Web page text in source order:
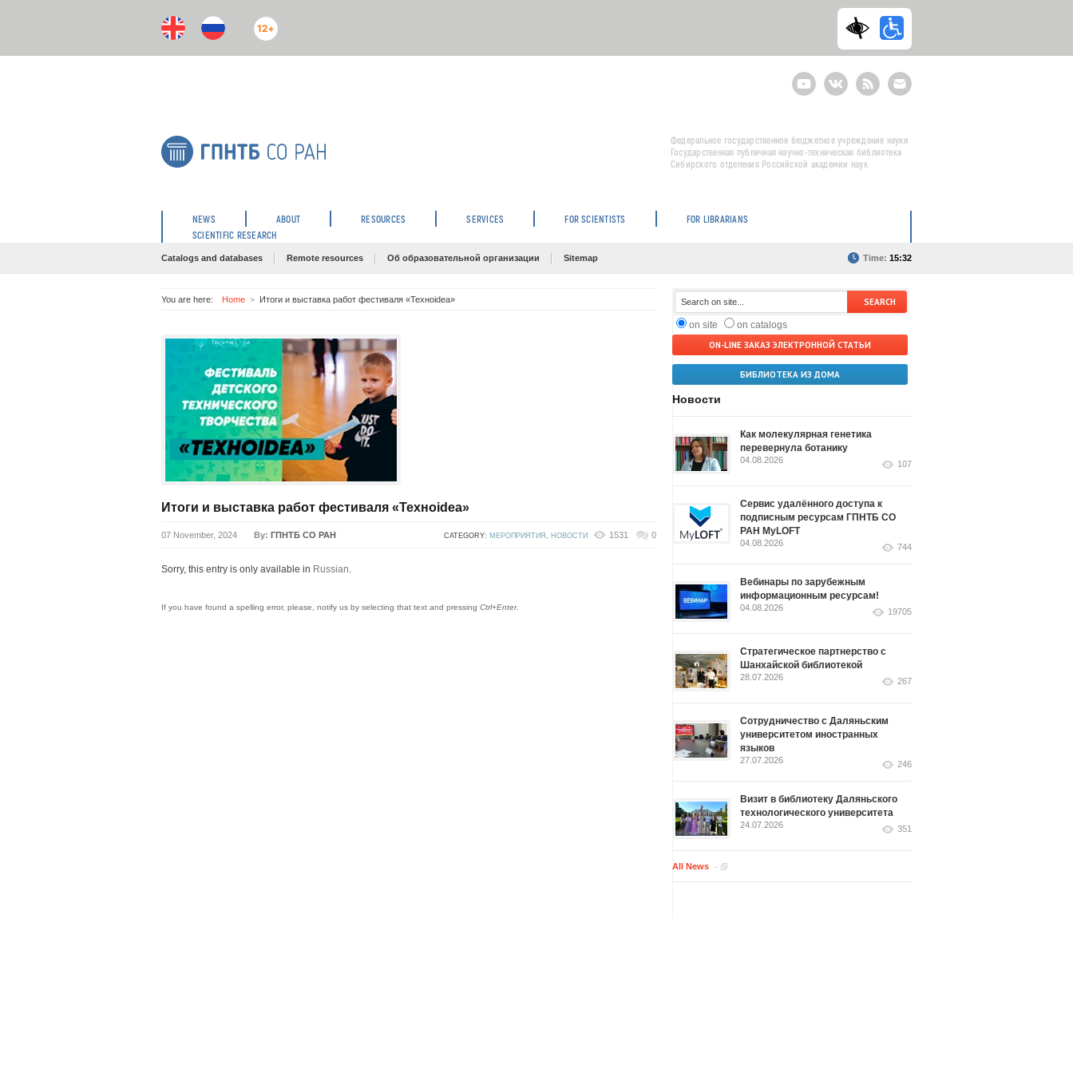
12+
YoutubeВКонтактеRSS
E-
mail
подписка
Федеральное государственное бюджетное учреждение науки
Государственная публичная научно-техническая библиотека
Сибирского отделения Российской академии наук
NEWS ABOUT RESOURCES SERVICES FOR SCIENTISTS
FOR LIBRARIANS
SCIENTIFIC RESEARCH
Catalogs and databases Remote resources Об образовательной организации Sitemap Time: 15:32
You are here: Home Итоги и выставка работ фестиваля «Texнoidea»
Итоги и выставка работ фестиваля «Texнoidea»
07 November, 2024 By: ГПНТБ СО РАН CATEGORY: МЕРОПРИЯТИЯ , НОВОСТИ 1531 0
Sorry, this entry is only available in Russian.
If you have found a spelling error, please, notify us by selecting that text and pressing Ctrl+Enter.
on site
on catalogs
ON-LINE ЗАКАЗ ЭЛЕКТРОННОЙ СТАТЬИ
БИБЛИОТЕКА ИЗ ДОМА
Новости
Как молекулярная генетика
перевернула ботанику
04.08.2026 107
Сервис удалённого доступа к
подписным ресурсам ГПНТБ СО
РАН MyLOFT
04.08.2026 744
Вебинары по зарубежным
информационным ресурсам!
04.08.2026 19705
Стратегическое партнерство с
Шанхайской библиотекой
28.07.2026 267
Сотрудничество с Даляньским
университетом иностранных
языков
27.07.2026 246
Визит в библиотеку Даляньского
технологического университета
24.07.2026 351
All News